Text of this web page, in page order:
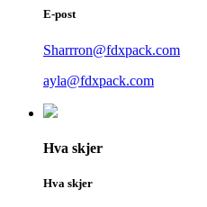
E-post
Sharrron@fdxpack.com
ayla@fdxpack.com
Hva skjer
Hva skjer